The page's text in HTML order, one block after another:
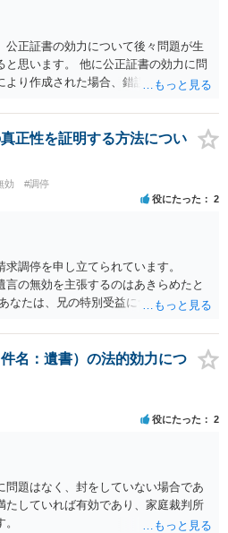
公正証書の効力について後々問題が生
と思います。 他に公正証書の効力に問
より作成された場合、錯誤（勘違い）
場合は、１０～数十万円程度になるケ
系は、弁護士ごとに異なりますので一
正性を証明する方法につい
効 #調停
役にたった 2
求調停を申し立てられています。
の無効を主張するのはあきらめたと
たは、兄の特別受益について立証し
方がよいと思います。
名：遺書）の法的効力につ
役にたった 2
問題はなく、封をしていない場合であ
たしていれば有効であり、家庭裁判所